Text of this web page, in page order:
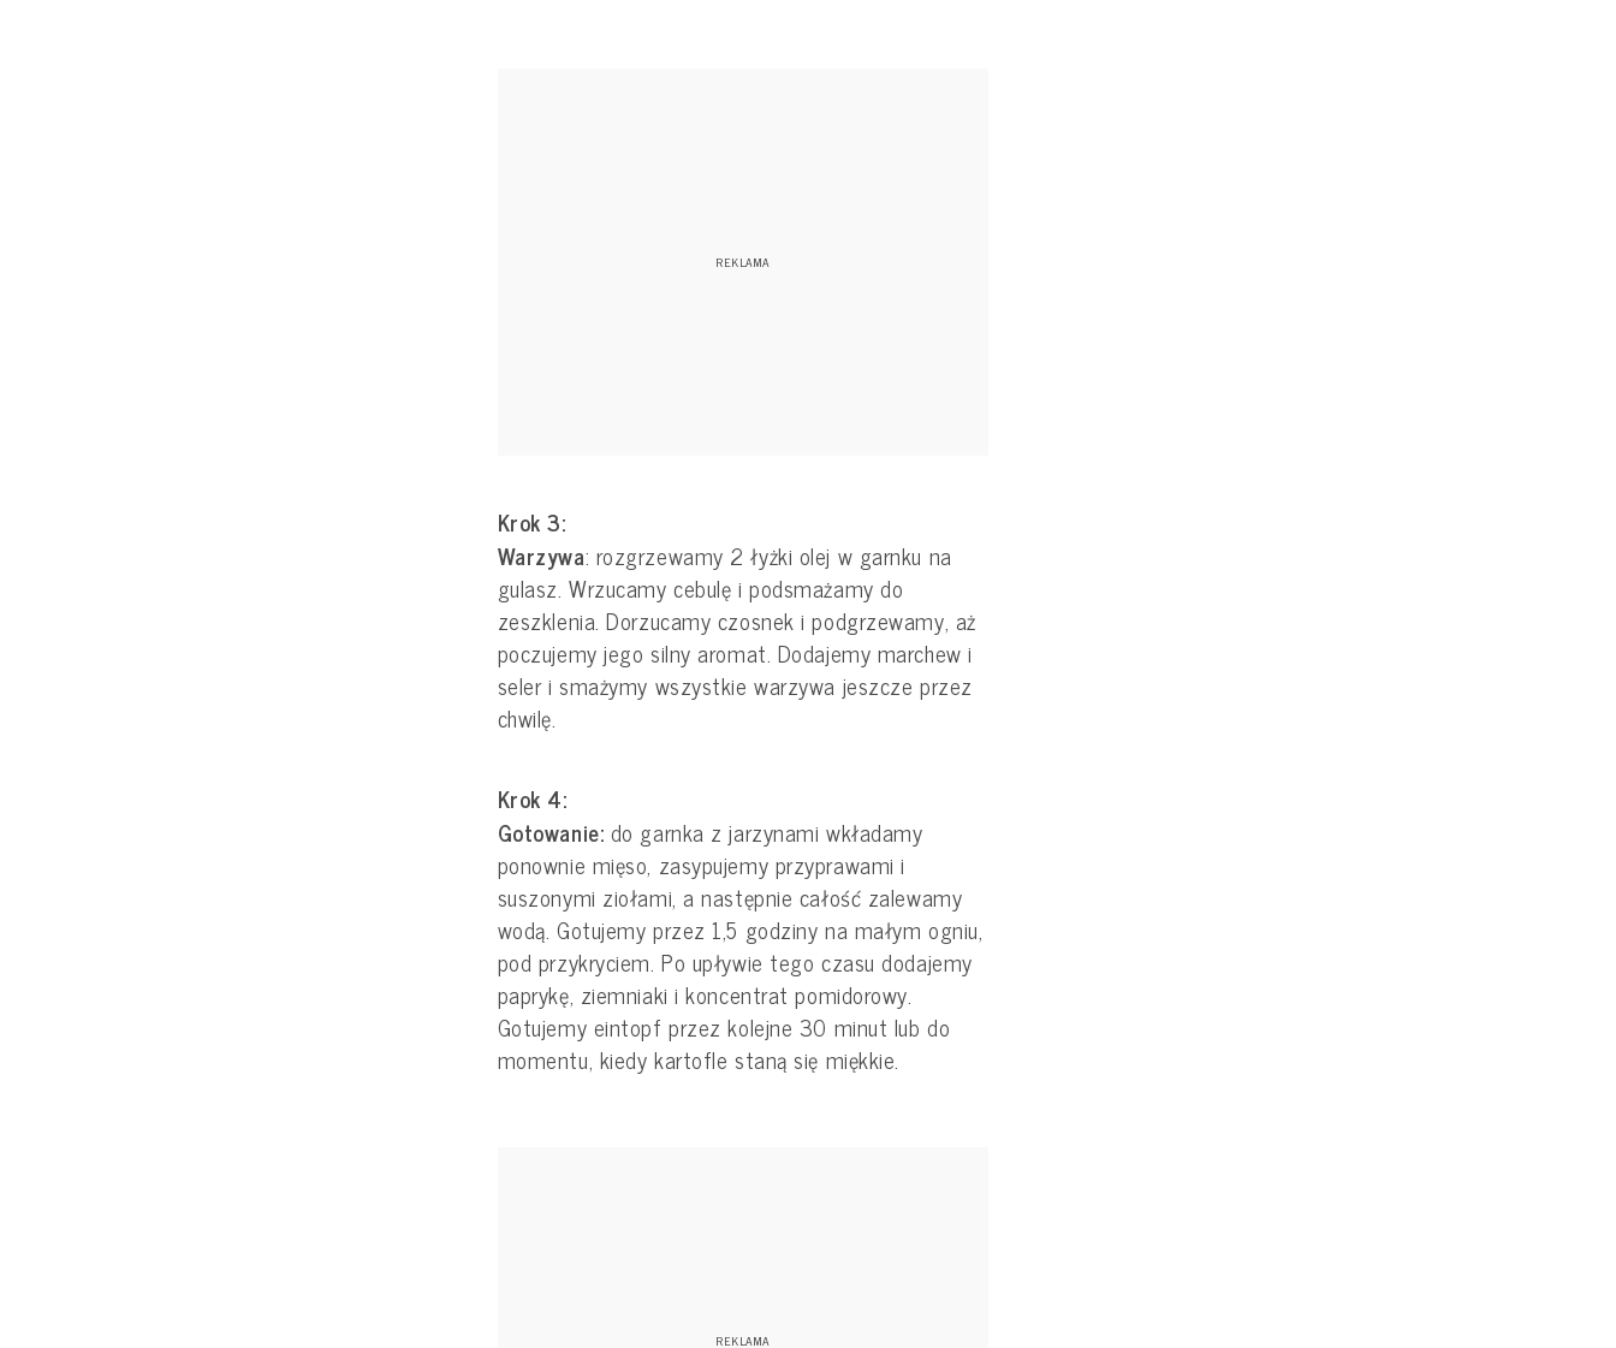
Krok 3:
Warzywa: rozgrzewamy 2 łyżki olej w garnku na
gulasz. Wrzucamy cebulę i podsmażamy do
zeszklenia. Dorzucamy czosnek i podgrzewamy, aż
poczujemy jego silny aromat. Dodajemy marchew i
seler i smażymy wszystkie warzywa jeszcze przez
chwilę.
Krok 4:
Gotowanie: do garnka z jarzynami wkładamy
ponownie mięso, zasypujemy przyprawami i
suszonymi ziołami, a następnie całość zalewamy
wodą. Gotujemy przez 1,5 godziny na małym ogniu,
pod przykryciem. Po upływie tego czasu dodajemy
paprykę, ziemniaki i koncentrat pomidorowy.
Gotujemy eintopf przez kolejne 30 minut lub do
momentu, kiedy kartofle staną się miękkie.